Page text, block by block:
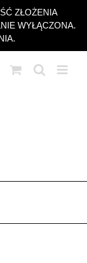
ZŁOŻENIA
WYŁĄCZONA.